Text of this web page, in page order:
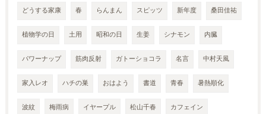
どうする家康 春 らんまん スピッツ 新年度 桑田佳祐
植物学の日 土用 昭和の日 生姜 シナモン 内臓
パワーナップ 筋肉反射 ガトーショコラ 名言 中村天風
家入レオ ハチの巣 おはよう 書道 青春 暑熱順化
波紋 梅雨病 イヤープル 松山千春 カフェイン